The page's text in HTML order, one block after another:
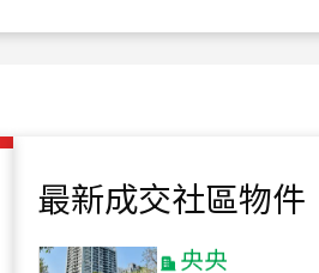
最新成交社區物件
新竹市新竹市慈祥路
115年07月 成交
新竹縣竹北市高鐵八路